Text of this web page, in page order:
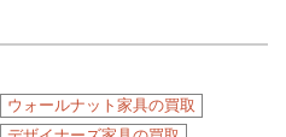
ウォールナット家具の買取